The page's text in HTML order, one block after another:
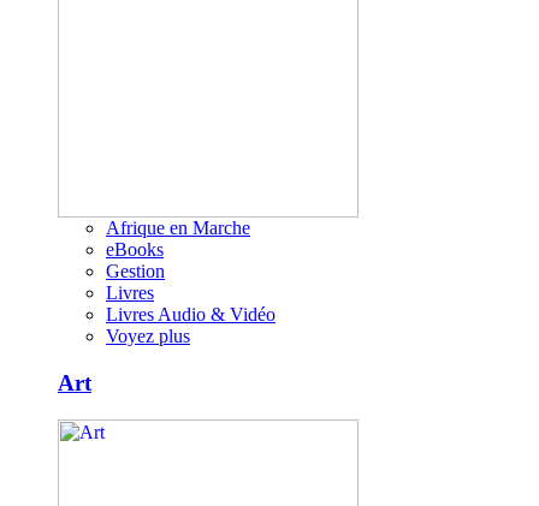
Afrique en Marche
eBooks
Gestion
Livres
Livres Audio & Vidéo
Voyez plus
Art